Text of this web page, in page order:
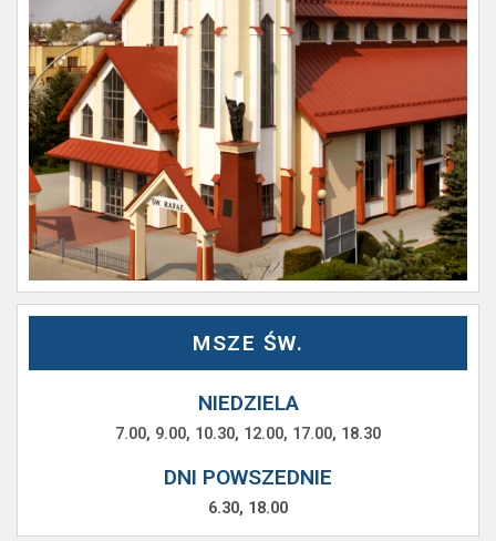
MSZE ŚW.
NIEDZIELA
7.00, 9.00, 10.30, 12.00, 17.00, 18.30
DNI POWSZEDNIE
6.30, 18.00